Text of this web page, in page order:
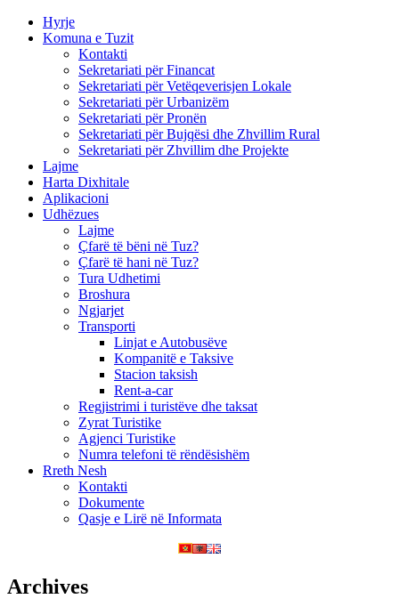
Hyrje
Komuna e Tuzit
Kontakti
Sekretariati për Financat
Sekretariati për Vetëqeverisjen Lokale
Sekretariati për Urbanizëm
Sekretariati për Pronën
Sekretariati për Bujqësi dhe Zhvillim Rural
Sekretariati për Zhvillim dhe Projekte
Lajme
Harta Dixhitale
Aplikacioni
Udhëzues
Lajme
Çfarë të bëni në Tuz?
Çfarë të hani në Tuz?
Tura Udhetimi
Broshura
Ngjarjet
Transporti
Linjat e Autobusëve
Kompanitë e Taksive
Stacion taksish
Rent-a-car
Regjistrimi i turistëve dhe taksat
Zyrat Turistike
Agjenci Turistike
Numra telefoni të rëndësishëm
Rreth Nesh
Kontakti
Dokumente
Qasje e Lirë në Informata
Archives